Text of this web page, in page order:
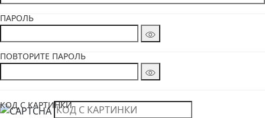
ПАРОЛЬ
ПОВТОРИТЕ ПАРОЛЬ
КОД С КАРТИНКИ